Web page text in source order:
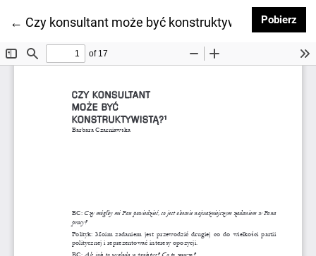
← Wróć do szczegółów artykułu
Czy konsultant może być konstruktywistą?Pobierz